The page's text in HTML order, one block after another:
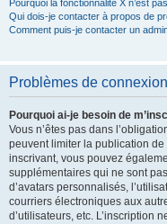
Pourquoi la fonctionnalité X n’est
Qui dois-je contacter à propos de
Comment puis-je contacter un
Problèmes de
Pourquoi ai-je besoin de
Vous n’êtes pas dans
peuvent limiter la publication
inscrivant, vous pouvez
supplémentaires qui ne sont
d’avatars personnalisés,
courriers électroniques aux
d’utilisateurs, etc. L’inscription